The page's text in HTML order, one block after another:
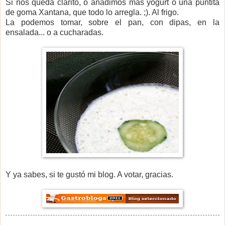
Si nos queda clarito, o añadimos más yogurt o una puntita
de goma Xantana, que todo lo arregla. ;). Al frigo.
La podemos tomar, sobre el pan, con dipas, en la
ensalada... o a cucharadas.
Y ya sabes, si te gustó mi blog. A votar, gracias.